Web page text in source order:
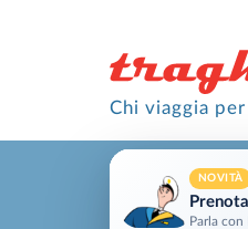
Chi viaggia
NOVITÀ
Parla